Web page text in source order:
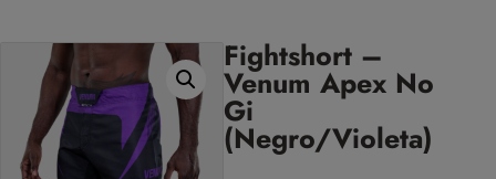
Fightshort –
Venum Apex No
Gi
(Negro/Violeta)